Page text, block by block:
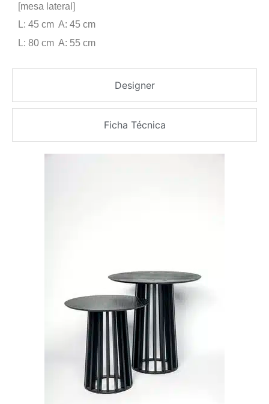
Designer
Ficha Técnica
[mesa lateral]
L: 45 cm A: 45 cm
L: 80 cm A: 55 cm